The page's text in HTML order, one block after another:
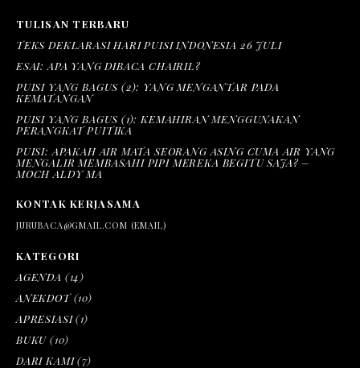
TULISAN TERBARU
TEKS DEKLARASI HARI PUISI INDONESIA 26 JULI
ESAI: APA YANG DIBACA CHAIRIL?
PUISI YANG BAGUS (2): YANG MENGANTAR PADA
KEMATANGAN
PUISI YANG BAGUS (1): KEMAHIRAN MENGGUNAKAN
PERANGKAT PUITIKA
PUISI: APAKAH AIR MATA SEORANG ASING CUMA AIR YANG
MENGALIR MEMBASAHI PIPI MEREKA BEGITU SAJA? –
MOCH ALDY MA
KONTAK KERJASAMA
JURUBACA@GMAIL.COM (EMAIL)
KATEGORI
AGENDA (14)
ANEKDOT(10)
APRESIASI(1)
BUKU (10)
DARI KAMI(7)